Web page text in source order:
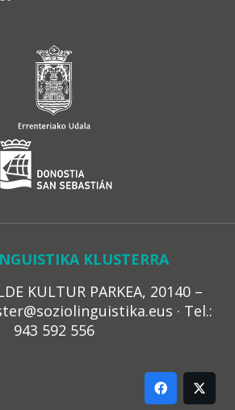
KLUSTERRA
KULTUR PARKEA, 20140 –
· Tel.:
943 592 556